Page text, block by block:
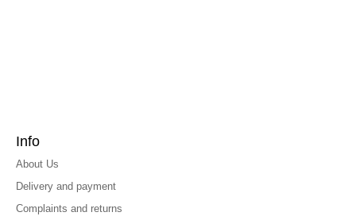
Info
About Us
Delivery and payment
Complaints and returns